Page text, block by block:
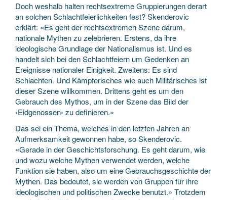
Doch weshalb halten rechtsextreme Gruppierungen derart
an solchen Schlachtfeierlichkeiten fest? Skenderovic
erklärt: «Es geht der rechtsextremen Szene darum,
nationale Mythen zu zelebrieren. Erstens, da ihre
ideologische Grundlage der Nationalismus ist. Und es
handelt sich bei den Schlachtfeiern um Gedenken an
Ereignisse nationaler Einigkeit. Zweitens: Es sind
Schlachten. Und Kämpferisches wie auch Militärisches ist
dieser Szene willkommen. Drittens geht es um den
Gebrauch des Mythos, um in der Szene das Bild der
‹Eidgenossen› zu definieren.»
Das sei ein Thema, welches in den letzten Jahren an
Aufmerksamkeit gewonnen habe, so Skenderovic.
«Gerade in der Geschichtsforschung. Es geht darum, wie
und wozu welche Mythen verwendet werden, welche
Funktion sie haben, also um eine Gebrauchsgeschichte der
Mythen. Das bedeutet, sie werden von Gruppen für ihre
ideologischen und politischen Zwecke benutzt.» Trotzdem